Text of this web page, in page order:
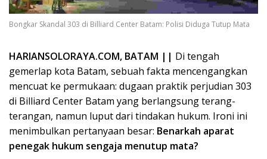
Bongkar Skandal 303 di Billiard Center Batam: Polisi Diduga Tutup Mata
HARIANSOLORAYA.COM, BATAM || Di tengah
gemerlap kota Batam, sebuah fakta mencengangkan
mencuat ke permukaan: dugaan praktik perjudian 303
di Billiard Center Batam yang berlangsung terang-
terangan, namun luput dari tindakan hukum. Ironi ini
menimbulkan pertanyaan besar: Benarkah aparat
penegak hukum sengaja menutup mata?